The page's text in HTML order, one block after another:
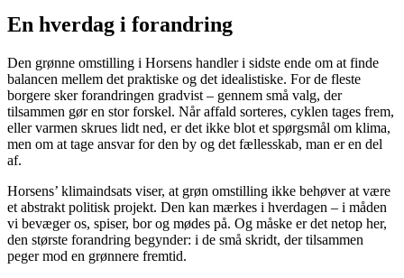
En hverdag i forandring
Den grønne omstilling i Horsens handler i sidste ende om at finde
balancen mellem det praktiske og det idealistiske. For de fleste
borgere sker forandringen gradvist – gennem små valg, der
tilsammen gør en stor forskel. Når affald sorteres, cyklen tages frem,
eller varmen skrues lidt ned, er det ikke blot et spørgsmål om klima,
men om at tage ansvar for den by og det fællesskab, man er en del
af.
Horsens’ klimaindsats viser, at grøn omstilling ikke behøver at være
et abstrakt politisk projekt. Den kan mærkes i hverdagen – i måden
vi bevæger os, spiser, bor og mødes på. Og måske er det netop her,
den største forandring begynder: i de små skridt, der tilsammen
peger mod en grønnere fremtid.